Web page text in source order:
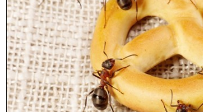
אחלה אתר! הזמנתי דרכם שירות של לוכד חולדות ועכברים
שהגיע מהר מאוד וסיפק שירות מקצועי! תודה לכם